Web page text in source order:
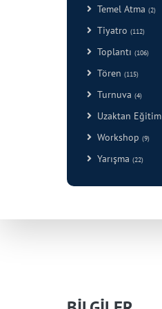
Temel Atma (2)
Tiyatro (112)
Toplantı (106)
Tören (115)
Turnuva (4)
Uzaktan Eğitim
Workshop (9)
Yarışma (22)